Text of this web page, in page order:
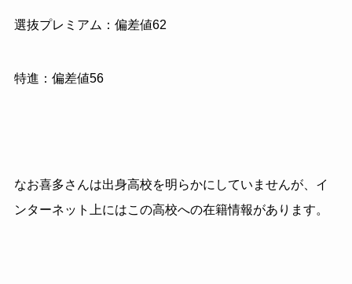
選抜プレミアム：偏差値62
特進：偏差値56
なお喜多さんは出身高校を明らかにしていませんが、イ
ンターネット上にはこの高校への在籍情報があります。